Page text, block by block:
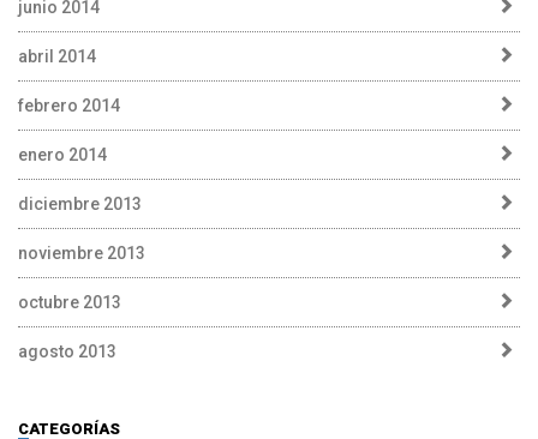
junio 2014
abril 2014
febrero 2014
enero 2014
diciembre 2013
noviembre 2013
octubre 2013
agosto 2013
CATEGORÍAS